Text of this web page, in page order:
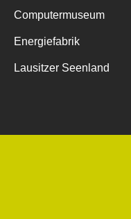
Computermuseum
Energiefabrik
Lausitzer Seenland